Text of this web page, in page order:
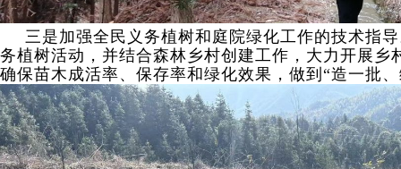
三是加强全民义务植树和庭院绿化工作的技术指
务植树活动，并结合森林乡村创建工作，大力开展乡
确保苗木成活率、保存率和绿化效果，做到“造一批